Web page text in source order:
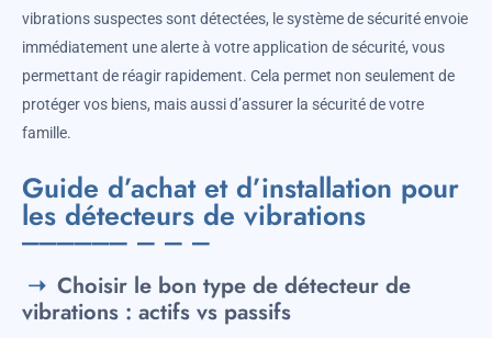
vibrations suspectes sont détectées, le système de sécurité envoie
immédiatement une alerte à votre application de sécurité, vous
permettant de réagir rapidement. Cela permet non seulement de
protéger vos biens, mais aussi d’assurer la sécurité de votre
famille.
Guide d’achat et d’installation pour
les détecteurs de vibrations
Choisir le bon type de détecteur de
vibrations : actifs vs passifs